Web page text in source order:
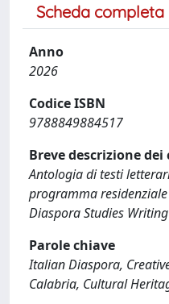
Scheda completa
Anno
2026
Codice ISBN
9788849884517
Breve descrizione
Antologia di testi
programma
Diaspora Studies
Parole chiave
Italian Diaspora,
Calabria, Cultural